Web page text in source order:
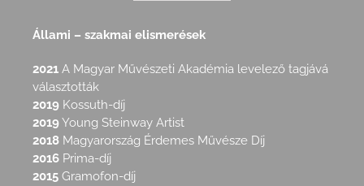
Állami – szakmai elismerések
2021 A Magyar Művészeti Akadémia levelező tagjává
választották
2019 Kossuth-díj
2019Young Steinway Artist
2018 Magyarország Érdemes Művésze Díj
2016 Prima-díj
2015 Gramofon-díj